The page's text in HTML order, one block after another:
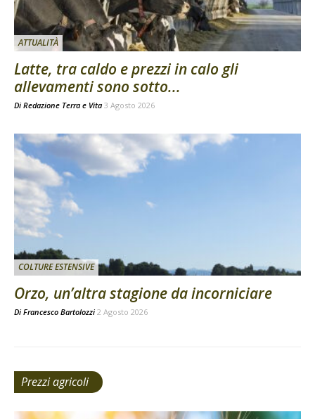
ATTUALITÀ
Latte, tra caldo e prezzi in calo gli
allevamenti sono sotto...
Di Redazione Terra e Vita 3 Agosto 2026
COLTURE ESTENSIVE
Orzo, un’altra stagione da incorniciare
Di Francesco Bartolozzi 2 Agosto 2026
Prezzi agricoli